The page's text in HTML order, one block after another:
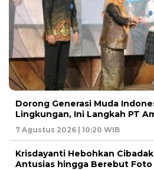
Dorong Generasi Muda
Lingkungan, Ini Langkah PT
7 Agustus 2026 | 10:20 WIB
Krisdayanti Hebohkan
Antusias hingga Berebut Foto